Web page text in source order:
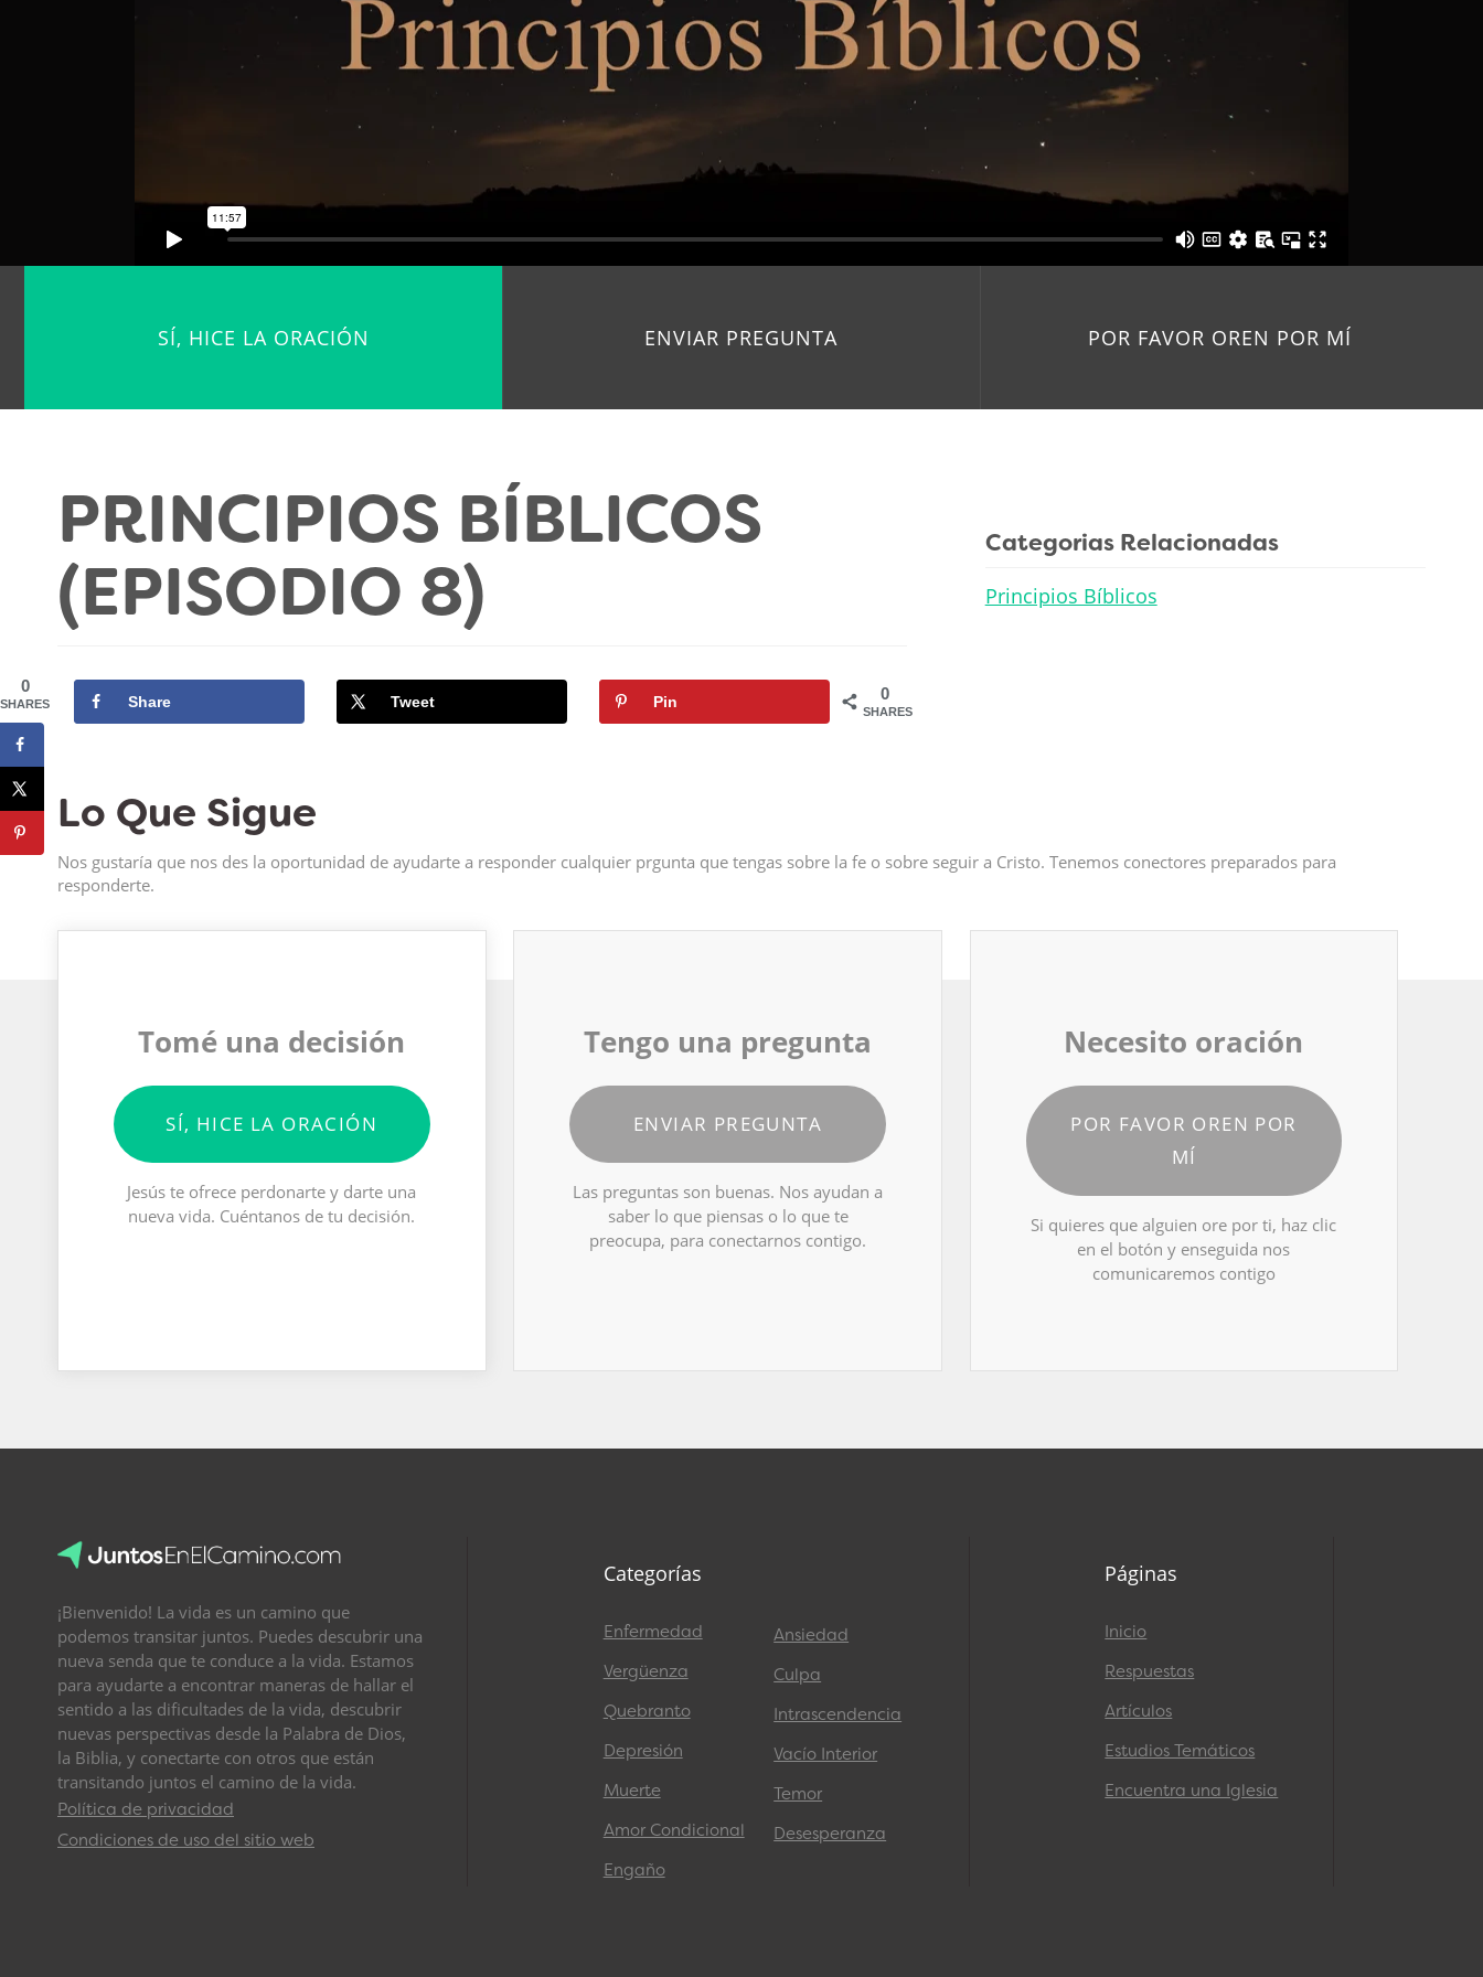
SÍ, HICE LA ORACIÓN ENVIAR PREGUNTA POR FAVOR OREN POR MÍ
PRINCIPIOS BÍBLICOS
(EPISODIO 8)
0
SHARES
Share Tweet Pin
Categorias Relacionadas
Principios Bíblicos
Lo Que Sigue
Nos gustaría que nos des la oportunidad de ayudarte a responder cualquier prgunta que tengas sobre la fe o sobre seguir a Cristo. Tenemos conectores preparados para
responderte.
Tomé una decisión
SÍ, HICE LA ORACIÓN
Jesús te ofrece perdonarte y darte una
nueva vida. Cuéntanos de tu decisión.
Tengo una pregunta
ENVIAR PREGUNTA
Las preguntas son buenas. Nos ayudan a
saber lo que piensas o lo que te
preocupa, para conectarnos contigo.
Necesito oración
POR FAVOR OREN POR
MÍ
Si quieres que alguien ore por ti, haz clic
en el botón y enseguida nos
comunicaremos contigo
¡Bienvenido! La vida es un camino que
podemos transitar juntos. Puedes descubrir una
nueva senda que te conduce a la vida. Estamos
para ayudarte a encontrar maneras de hallar el
sentido a las dificultades de la vida, descubrir
nuevas perspectivas desde la Palabra de Dios,
la Biblia, y conectarte con otros que están
transitando juntos el camino de la vida.
Política de privacidad
Condiciones de uso del sitio web
Categorías
Enfermedad
Vergüenza
Quebranto
Depresión
Muerte
Amor Condicional
Engaño
Ansiedad
Culpa
Intrascendencia
Vacío Interior
Temor
Desesperanza
Páginas
Inicio
Respuestas
Artículos
Estudios Temáticos
Encuentra una Iglesia
0
SHARES